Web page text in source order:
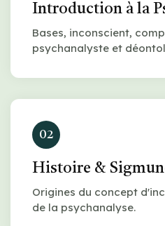
Introduction à la
Bases, inconscient,
psychanalyste et
02
Histoire &
Origines du concept
de la psychanalyse.